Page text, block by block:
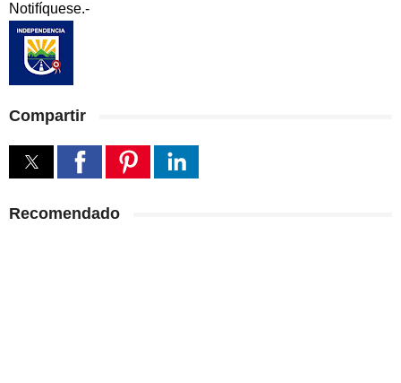
Notifíquese.-
Compartir
Recomendado